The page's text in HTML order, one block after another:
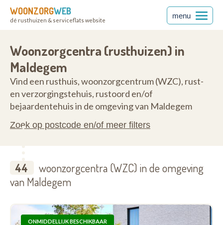
WOONZORGWEB
dé rusthuizen & serviceflats website
menu
Woonzorgcentra (rusthuizen) in
Maldegem
Vind een rusthuis, woonzorgcentrum (WZC), rust-
en verzorgingstehuis, rustoord en/of
bejaardentehuis in de omgeving van Maldegem
Zoek op postcode en/of meer filters
44
woonzorgcentra (WZC) in de omgeving
van Maldegem
ONMIDDELLIJK BESCHIKBAAR